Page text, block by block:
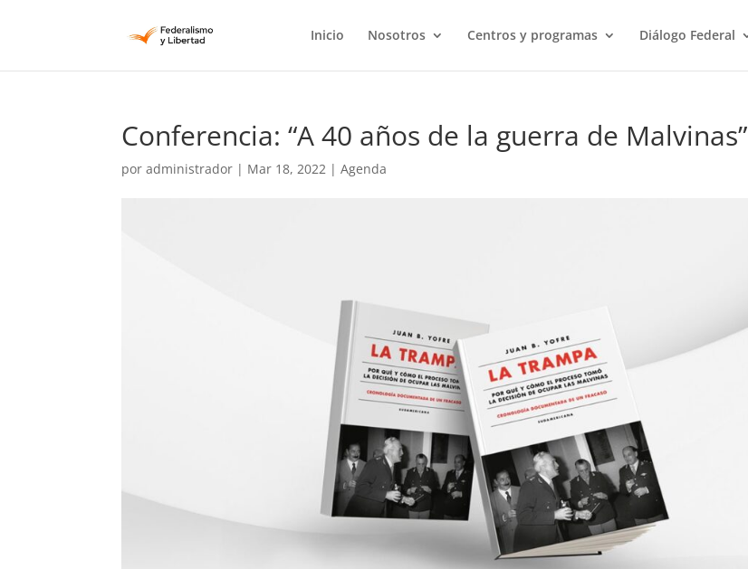
Inicio Nosotros Centros y programas Diálogo Federal
Conferencia: “A 40 años de la guerra de Malvinas”
poradministrador | Mar 18, 2022 |Agenda